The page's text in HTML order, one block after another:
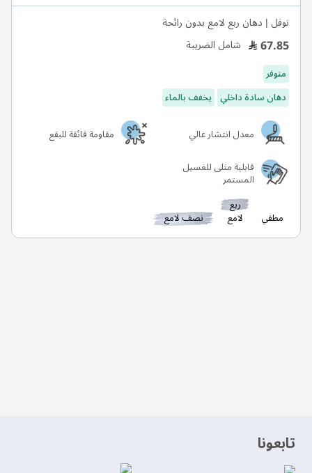
نوفل | دهان ربع لامع بدون رائحة
67.85 شامل الضريبة
متوفر
دهان سادة داخلي يخفف بالماء
معدل انتشار عالي
مقاومة فائقة للبقع
قابلية مثلى للغسيل
المستمر
مطفي
ربع
لامع نصف لامع
‫تابعونا‬